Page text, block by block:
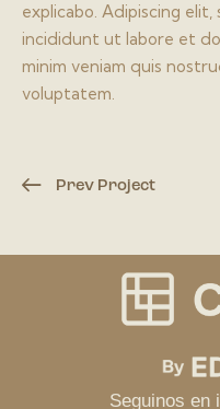
explicabo. Adipiscing
incididunt ut labore et
minim veniam quis
voluptatem.
Prev Project
Seguinos en